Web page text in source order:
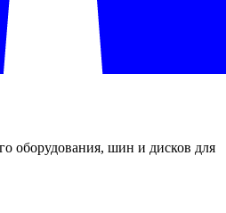
оборудования, шин и дисков для